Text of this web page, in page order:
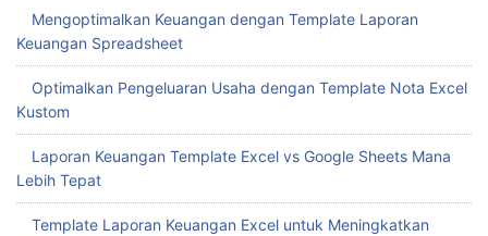
Mengoptimalkan Keuangan dengan Template Laporan
Keuangan Spreadsheet
Optimalkan Pengeluaran Usaha dengan Template Nota Excel
Kustom
Laporan Keuangan Template Excel vs Google Sheets Mana
Lebih Tepat
Template Laporan Keuangan Excel untuk Meningkatkan